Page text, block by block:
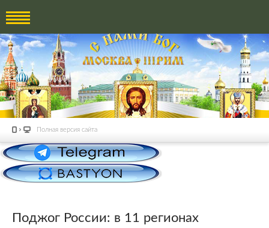
Полная версия сайта
Поджог России: в 11 регионах